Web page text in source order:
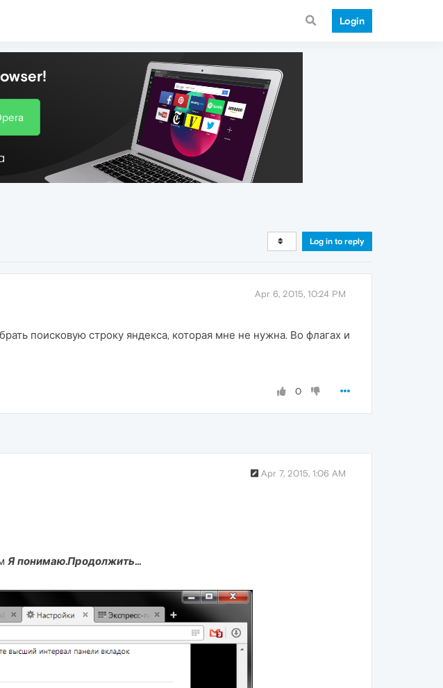
Login
Log in to reply
Apr 6, 2015, 10:24 PM
поисковую строку яндекса, которая мне не нужна. Во флагах и
0
Apr 7, 2015, 1:06 AM
Я понимаю.Продолжить...